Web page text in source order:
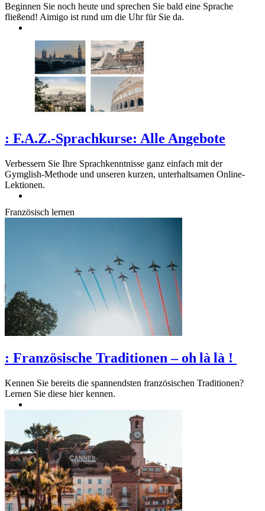
Beginnen Sie noch heute und sprechen Sie bald eine Sprache
fließend! Aimigo ist rund um die Uhr für Sie da.
: F.A.Z.-Sprachkurse: Alle Angebote
Verbessern Sie Ihre Sprachkenntnisse ganz einfach mit der
Gymglish-Methode und unseren kurzen, unterhaltsamen Online-
Lektionen.
Französisch lernen
: Französische Traditionen – oh là là !
Kennen Sie bereits die spannendsten französischen Traditionen?
Lernen Sie diese hier kennen.